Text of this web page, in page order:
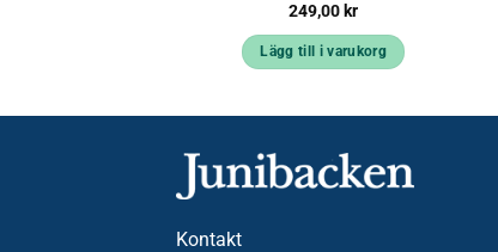
249,00 kr
Lägg till i varukorg
Kontakt